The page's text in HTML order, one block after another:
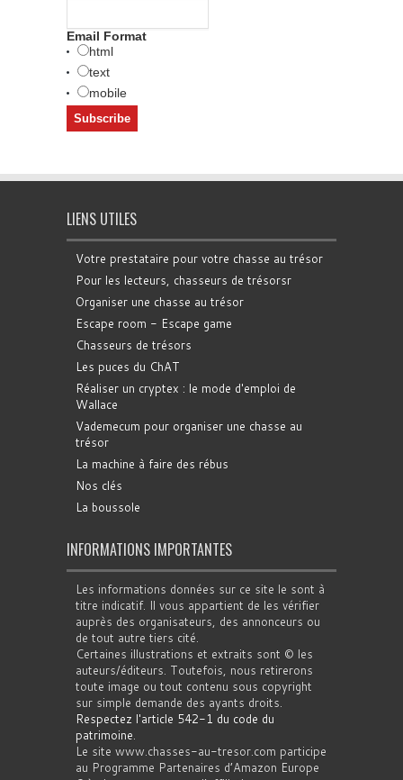
Email Format
html
text
mobile
LIENS UTILES
Votre prestataire pour votre chasse au trésor
Pour les lecteurs, chasseurs de trésorsr
Organiser une chasse au trésor
Escape room - Escape game
Chasseurs de trésors
Les puces du ChAT
Réaliser un cryptex : le mode d'emploi de
Wallace
Vademecum pour organiser une chasse au
trésor
La machine à faire des rébus
Nos clés
La boussole
INFORMATIONS IMPORTANTES
Les informations données sur ce site le sont à
titre indicatif. Il vous appartient de les vérifier
auprès des organisateurs, des annonceurs ou
de tout autre tiers cité.
Certaines illustrations et extraits sont © les
auteurs/éditeurs. Toutefois, nous retirerons
toute image ou tout contenu sous copyright
sur simple demande des ayants droits.
Respectez l'article 542-1 du code du
patrimoine.
Le site www.chasses-au-tresor.com participe
au Programme Partenaires d’Amazon Europe